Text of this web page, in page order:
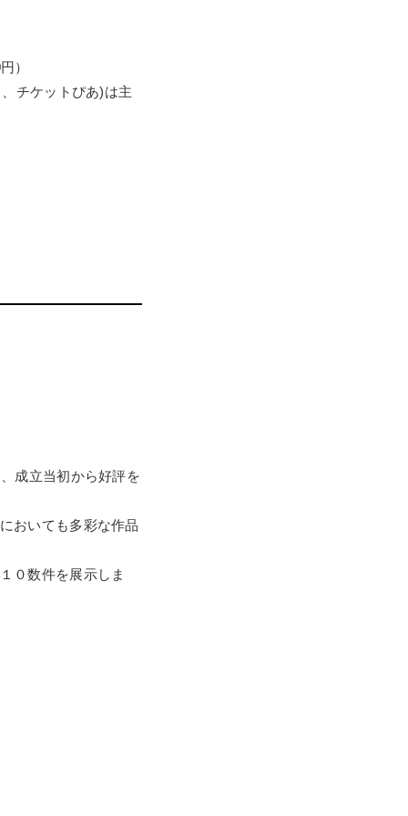
）
チケットぴあ)は主
成立当初から好評を
おいても多彩な作品
０数件を展示しま